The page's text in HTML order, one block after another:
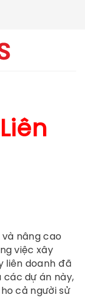
và nâng cao
việc xây
liên doanh đã
dự án này,
cả người sử